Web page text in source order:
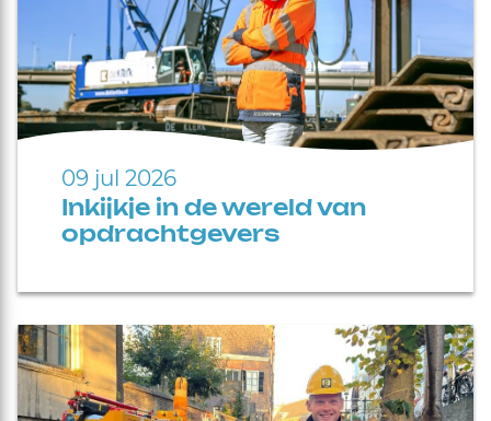
09 jul 2026
Inkijkje in de wereld van
opdrachtgevers